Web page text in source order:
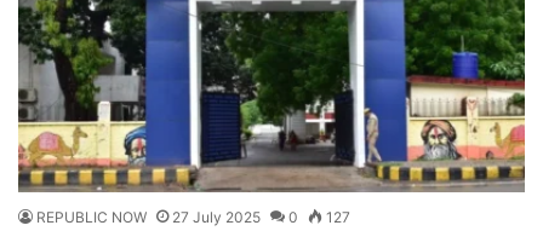
REPUBLIC NOW 27 July 2025 0 127